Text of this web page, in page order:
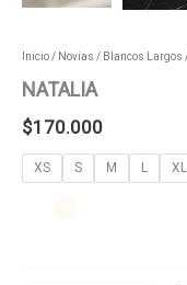
Inicio/ Novias / Blancos Largos
NATALIA
$170.000
XS S M L XL